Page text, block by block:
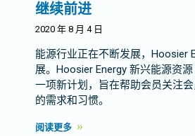
继续前进
2020 年 8 月 4 日
能源行业正在不断发展，Hoosier
展。Hoosier Energy 新兴能源资源
一项新计划，旨在帮助会员关注
的需求和习惯。
阅读更多